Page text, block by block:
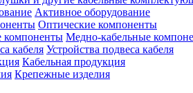
Активное оборудование
Оптические компоненты
Медно-кабельные
Устройства подвеса кабеля
Кабельная продукция
Крепежные изделия